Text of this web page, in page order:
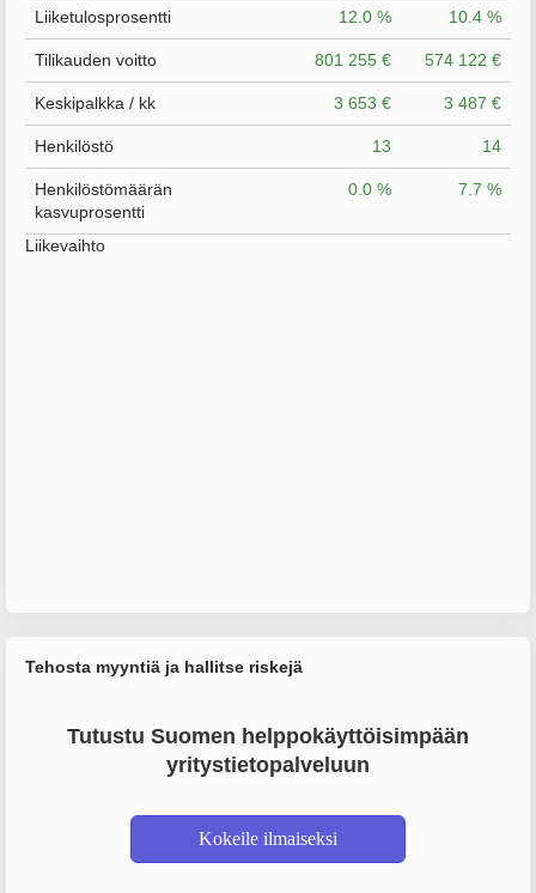
Liiketulosprosentti 12.0 % 10.4 %
Tilikauden voitto 801 255 € 574 122 €
Keskipalkka / kk 3 653 € 3 487 €
Henkilöstö 13 14
Henkilöstömäärän
kasvuprosentti
0.0 % 7.7 %
Liikevaihto
Tehosta myyntiä ja hallitse riskejä
Tutustu Suomen helppokäyttöisimpään
yritystietopalveluun
Kokeile ilmaiseksi